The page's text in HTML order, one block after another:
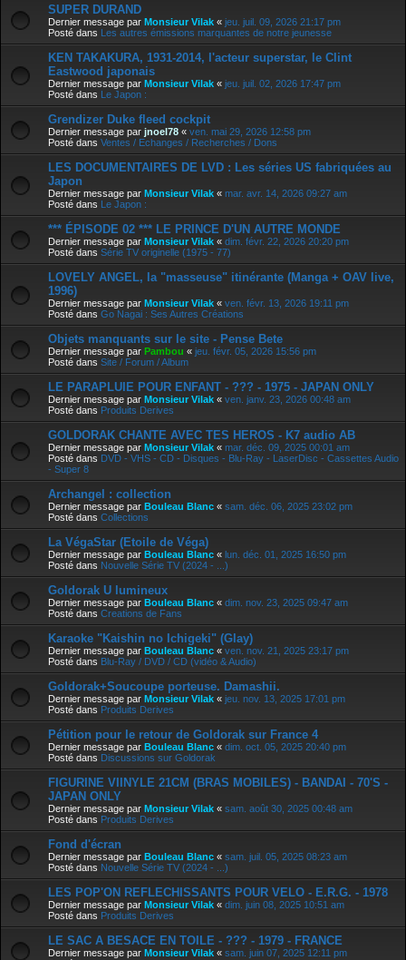
SUPER DURAND
Dernier message par Monsieur Vilak « jeu. juil. 09, 2026 21:17 pm
Posté dans Les autres émissions marquantes de notre jeunesse
KEN TAKAKURA, 1931-2014, l'acteur superstar, le Clint
Eastwood japonais
Dernier message par Monsieur Vilak « jeu. juil. 02, 2026 17:47 pm
Posté dans Le Japon :
Grendizer Duke fleed cockpit
Dernier message par jnoel78 « ven. mai 29, 2026 12:58 pm
Posté dans Ventes / Echanges / Recherches / Dons
LES DOCUMENTAIRES DE LVD : Les séries US fabriquées au
Japon
Dernier message par Monsieur Vilak « mar. avr. 14, 2026 09:27 am
Posté dans Le Japon :
*** ÉPISODE 02 *** LE PRINCE D'UN AUTRE MONDE
Dernier message par Monsieur Vilak « dim. févr. 22, 2026 20:20 pm
Posté dans Série TV originelle (1975 - 77)
LOVELY ANGEL, la "masseuse" itinérante (Manga + OAV live,
1996)
Dernier message par Monsieur Vilak « ven. févr. 13, 2026 19:11 pm
Posté dans Go Nagai : Ses Autres Créations
Objets manquants sur le site - Pense Bete
Dernier message par Pambou « jeu. févr. 05, 2026 15:56 pm
Posté dans Site / Forum / Album
LE PARAPLUIE POUR ENFANT - ??? - 1975 - JAPAN ONLY
Dernier message par Monsieur Vilak « ven. janv. 23, 2026 00:48 am
Posté dans Produits Derives
GOLDORAK CHANTE AVEC TES HEROS - K7 audio AB
Dernier message par Monsieur Vilak « mar. déc. 09, 2025 00:01 am
Posté dans DVD - VHS - CD - Disques - Blu-Ray - LaserDisc - Cassettes Audio
- Super 8
Archangel : collection
Dernier message par Bouleau Blanc « sam. déc. 06, 2025 23:02 pm
Posté dans Collections
La VégaStar (Etoile de Véga)
Dernier message par Bouleau Blanc « lun. déc. 01, 2025 16:50 pm
Posté dans Nouvelle Série TV (2024 - ...)
Goldorak U lumineux
Dernier message par Bouleau Blanc « dim. nov. 23, 2025 09:47 am
Posté dans Creations de Fans
Karaoke "Kaishin no Ichigeki" (Glay)
Dernier message par Bouleau Blanc « ven. nov. 21, 2025 23:17 pm
Posté dans Blu-Ray / DVD / CD (vidéo & Audio)
Goldorak+Soucoupe porteuse. Damashii.
Dernier message par Monsieur Vilak « jeu. nov. 13, 2025 17:01 pm
Posté dans Produits Derives
Pétition pour le retour de Goldorak sur France 4
Dernier message par Bouleau Blanc « dim. oct. 05, 2025 20:40 pm
Posté dans Discussions sur Goldorak
FIGURINE VIINYLE 21CM (BRAS MOBILES) - BANDAI - 70'S -
JAPAN ONLY
Dernier message par Monsieur Vilak « sam. août 30, 2025 00:48 am
Posté dans Produits Derives
Fond d'écran
Dernier message par Bouleau Blanc « sam. juil. 05, 2025 08:23 am
Posté dans Nouvelle Série TV (2024 - ...)
LES POP'ON REFLECHISSANTS POUR VELO - E.R.G. - 1978
Dernier message par Monsieur Vilak « dim. juin 08, 2025 10:51 am
Posté dans Produits Derives
LE SAC A BESACE EN TOILE - ??? - 1979 - FRANCE
Dernier message par Monsieur Vilak « sam. juin 07, 2025 12:11 pm